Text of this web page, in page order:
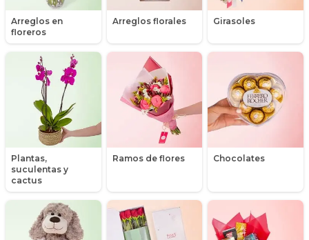
Arreglos en
floreros
Arreglos florales Girasoles
Plantas,
suculentas y
cactus
Ramos de flores Chocolates
Girasoles
Globos
Graduación
Hipericum
Libros
Maules
Mensajes